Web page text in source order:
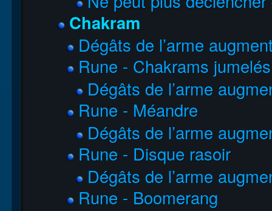
Chakram
Dégâts de l’arme
Rune - Chakrams jumelés
Dégâts de l’arme
Rune - Méandre
Dégâts de l’arme
Rune - Disque rasoir
Dégâts de l’arme
Rune - Boomerang